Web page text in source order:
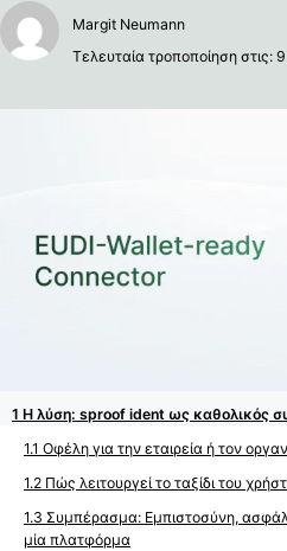
Margit Neumann
Τελευταία τροποποίηση στις:
Η λύση: sproof ident ως καθολικός
Οφέλη για την εταιρεία ή τον
Πώς λειτουργεί το ταξίδι του
Συμπέρασμα: Εμπιστοσύνη,
μία πλατφόρμα